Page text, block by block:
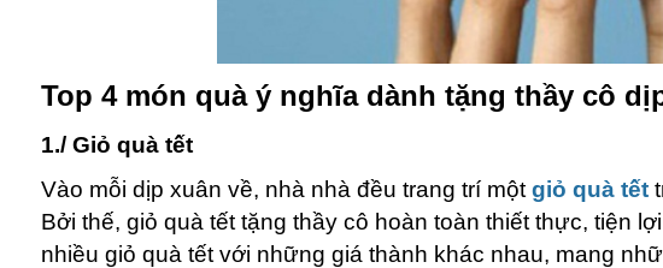
Top 4 món quà ý nghĩa dành tặng thầy cô
1./ Giỏ quà tết
Vào mỗi dịp xuân về, nhà nhà đều trang trí một giỏ quà tết
Bởi thế, giỏ quà tết tặng thầy cô hoàn toàn thiết thực, tiện
nhiều giỏ quà tết với những giá thành khác nhau, mang